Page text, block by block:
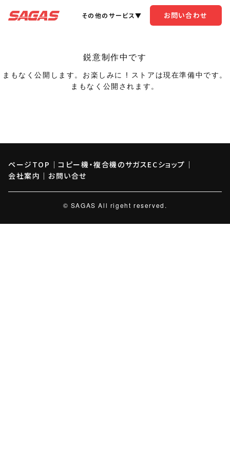
その他のサービス▼ お問い合わせ
鋭意制作中です
まもなく公開します。お楽しみに ! ストアは現在準備中です。
まもなく公開されます。
ページTOP ｜コピー機・複合機のサガスECショップ ｜
会社案内 ｜ お問い合せ
© SAGAS All rigeht reserved.